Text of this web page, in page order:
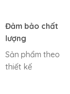
Đảm bảo chất
lượng
Sản phẩm theo
thiết kế